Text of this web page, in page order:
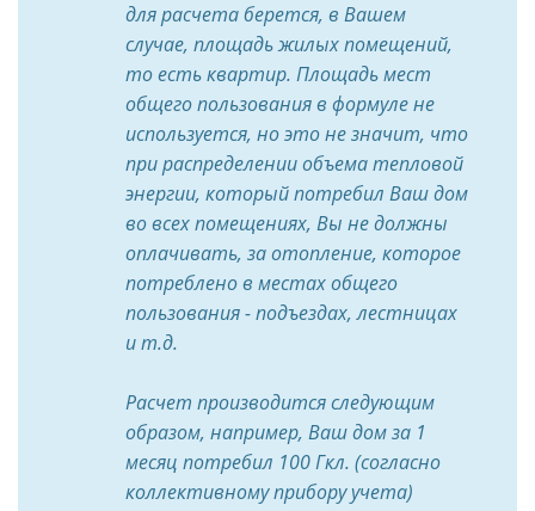
для расчета берется, в Вашем
случае, площадь жилых помещений,
то есть квартир. Площадь мест
общего пользования в формуле не
используется, но это не значит, что
при распределении объема тепловой
энергии, который потребил Ваш дом
во всех помещениях, Вы не должны
оплачивать, за отопление, которое
потреблено в местах общего
пользования - подъездах, лестницах
и т.д.
Расчет производится следующим
образом, например, Ваш дом за 1
месяц потребил 100 Гкл. (согласно
коллективному прибору учета)